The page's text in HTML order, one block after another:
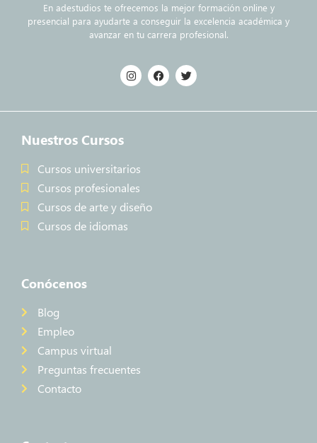
En adestudios te ofrecemos la mejor formación online y
presencial para ayudarte a conseguir la excelencia académica y
avanzar en tu carrera profesional.
Nuestros Cursos
Cursos universitarios
Cursos profesionales
Cursos de arte y diseño
Cursos de idiomas
Conócenos
Blog
Empleo
Campus virtual
Preguntas frecuentes
Contacto